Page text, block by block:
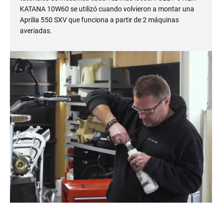
KATANA 10W60 se utilizó cuando volvieron a montar una
Aprilia 550 SXV que funciona a partir de 2 máquinas
averiadas.